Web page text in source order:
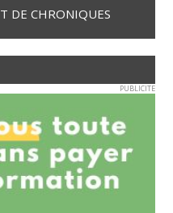
DE CHRONIQUES
PUBLICITE